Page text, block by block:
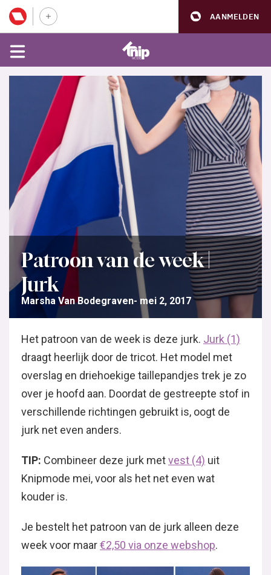
AANMELDEN
Patroon van de week |
Jurk
Marsha Van Bodegraven mei 2, 2017
Het patroon van de week is deze jurk. Jurk (1)
draagt heerlijk door de tricot. Het model met
overslag en driehoekige taillepandjes trek je zo
over je hoofd aan. Doordat de gestreepte stof in
verschillende richtingen gebruikt is, oogt de
jurk net even anders.
TIP: Combineer deze jurk metvest (4) uit
Knipmode mei, voor als het net even wat
kouder is.
Je bestelt het patroon van de jurk alleen deze
week voor maar€2,50 via onze webshop.